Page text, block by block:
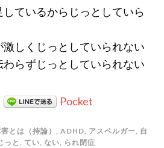
ているからじっとしていら
しくじっとしていられない
らずじっとしていられない
Pocket
とは（持論） , ADHD, アスペルガー, 自
閉症
っと, てい, ない, られ